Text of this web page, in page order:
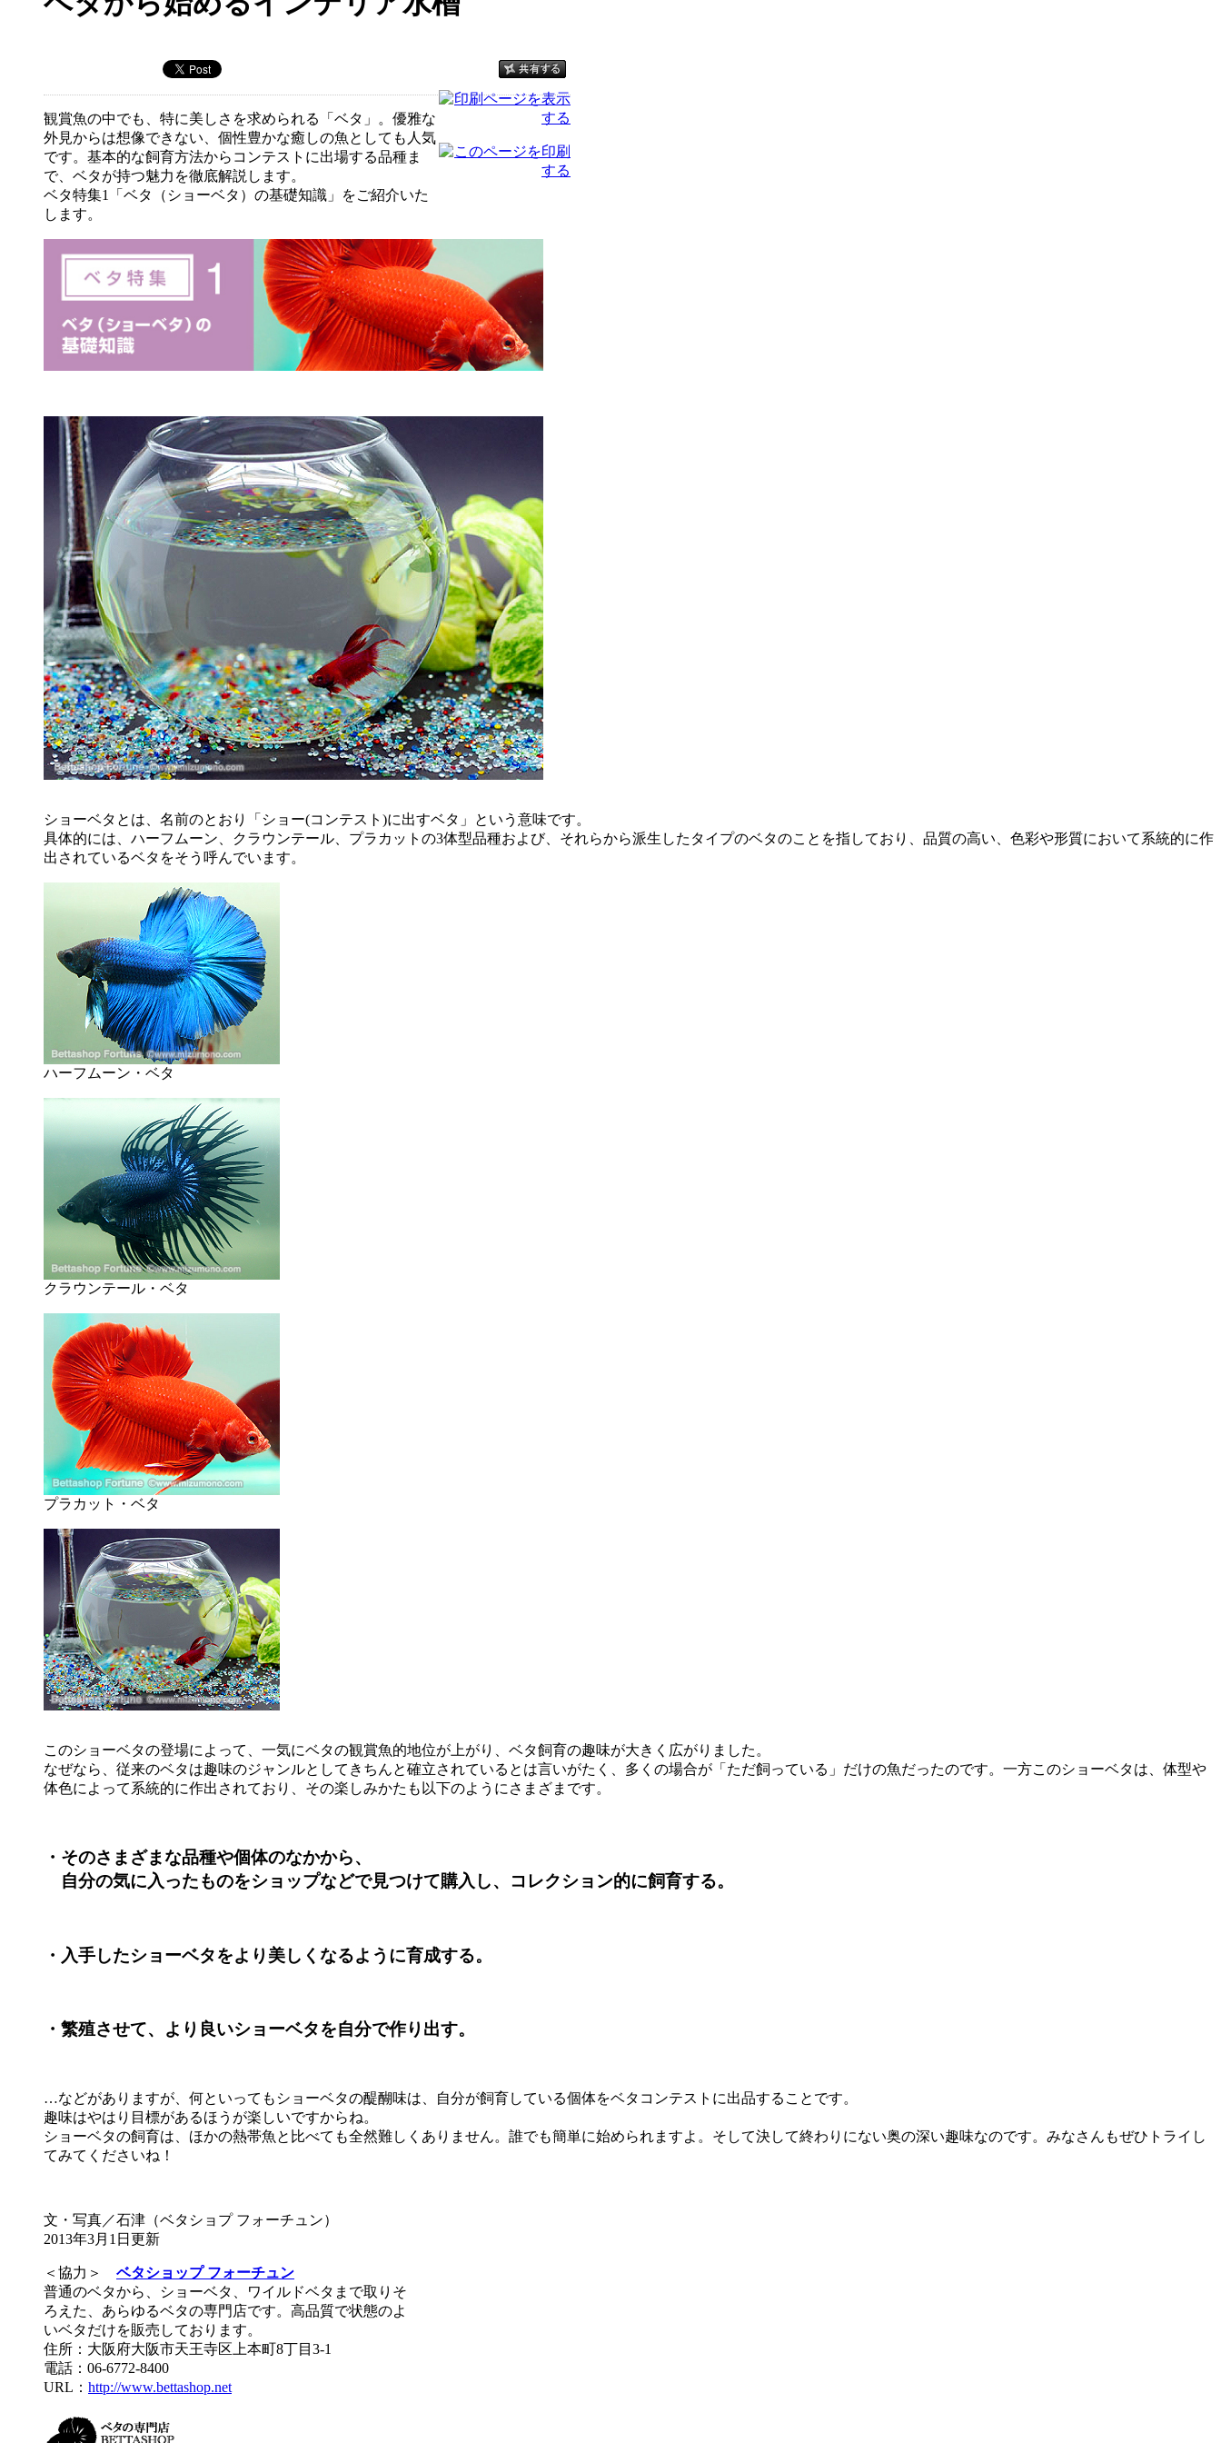
観賞魚の中でも、特に美しさを求められる「ベタ」。優雅な
外見からは想像できない、個性豊かな癒しの魚としても人気
です。基本的な飼育方法からコンテストに出場する品種ま
で、ベタが持つ魅力を徹底解説します。
ベタ特集1「ベタ（ショーベタ）の基礎知識」をご紹介いた
します。
ショーベタとは、名前のとおり「ショー(コンテスト)に出すベタ」という意味です。
具体的には、ハーフムーン、クラウンテール、プラカットの3体型品種および、それらから派生したタイプのベタのことを指しており、品質の高い、色彩や形質において系統的に作
出されているベタをそう呼んでいます。
ハーフムーン・ベタ
クラウンテール・ベタ
プラカット・ベタ
このショーベタの登場によって、一気にベタの観賞魚的地位が上がり、ベタ飼育の趣味が大きく広がりました。
なぜなら、従来のベタは趣味のジャンルとしてきちんと確立されているとは言いがたく、多くの場合が「ただ飼っている」だけの魚だったのです。一方このショーベタは、体型や
体色によって系統的に作出されており、その楽しみかたも以下のようにさまざまです。
・そのさまざまな品種や個体のなかから、
自分の気に入ったものをショップなどで見つけて購入し、コレクション的に飼育する。
・入手したショーベタをより美しくなるように育成する。
・繁殖させて、より良いショーベタを自分で作り出す。
…などがありますが、何といってもショーベタの醍醐味は、自分が飼育している個体をベタコンテストに出品することです。
趣味はやはり目標があるほうが楽しいですからね。
ショーベタの飼育は、ほかの熱帯魚と比べても全然難しくありません。誰でも簡単に始められますよ。そして決して終わりにない奥の深い趣味なのです。みなさんもぜひトライし
てみてくださいね！
文・写真／石津（ベタショプ フォーチュン）
2013年3月1日更新
＜協力＞ ベタショップ フォーチュン
普通のベタから、ショーベタ、ワイルドベタまで取りそ
ろえた、あらゆるベタの専門店です。高品質で状態のよ
いベタだけを販売しております。
住所：大阪府大阪市天王寺区上本町8丁目3-1
電話：06-6772-8400
URL： http://www.bettashop.net